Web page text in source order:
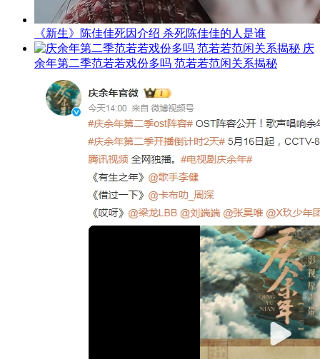
《新生》陈佳佳死因介绍 杀死陈佳佳的人是谁
庆
余年第二季范若若戏份多吗 范若若范闲关系揭秘